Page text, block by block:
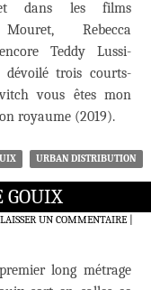
et dans les films
Rebecca
Teddy Lussi-
dévoilé trois courts-
vous êtes mon
royaume (2019).
URBAN DISTRIBUTION
GOUIX
LAISSER UN COMMENTAIRE|
long métrage